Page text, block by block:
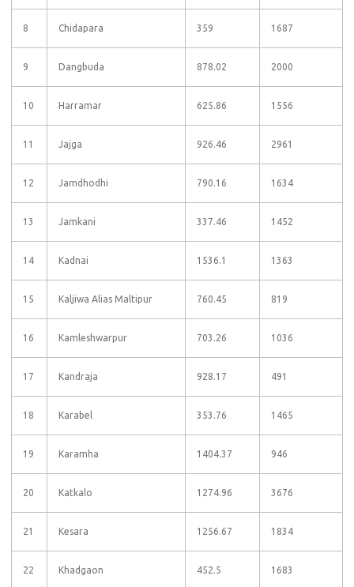
8 Chidapara 359 1687
9 Dangbuda 878.02 2000
10 Harramar 625.86 1556
11 Jajga 926.46 2961
12 Jamdhodhi 790.16 1634
13 Jamkani 337.46 1452
14 Kadnai 1536.1 1363
15 Kaljiwa Alias Maltipur 760.45 819
16 Kamleshwarpur 703.26 1036
17 Kandraja 928.17 491
18 Karabel 353.76 1465
19 Karamha 1404.37 946
20 Katkalo 1274.96 3676
21 Kesara 1256.67 1834
22 Khadgaon 452.5 1683